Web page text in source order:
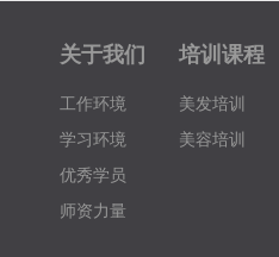
关于我们
工作环境
学习环境
优秀学员
师资力量
培训课程
美发培训
美容培训